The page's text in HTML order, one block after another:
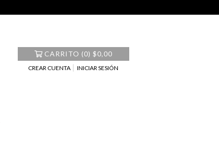
CARRITO (0) $0,00
CREAR CUENTA INICIAR SESIÓN